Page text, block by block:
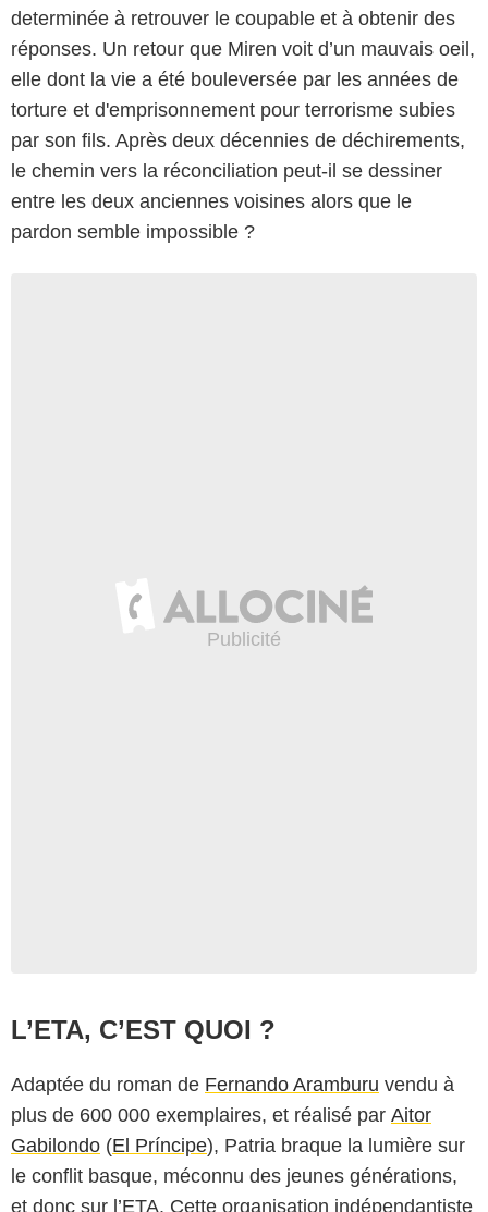
determinée à retrouver le coupable et à obtenir des
réponses. Un retour que Miren voit d’un mauvais oeil,
elle dont la vie a été bouleversée par les années de
torture et d'emprisonnement pour terrorisme subies
par son fils. Après deux décennies de déchirements,
le chemin vers la réconciliation peut-il se dessiner
entre les deux anciennes voisines alors que le
pardon semble impossible ?
L’ETA, C’EST QUOI ?
Adaptée du roman de Fernando Aramburu vendu à
plus de 600 000 exemplaires, et réalisé par Aitor
Gabilondo (El Príncipe), Patria braque la lumière sur
le conflit basque, méconnu des jeunes générations,
et donc sur l’ETA. Cette organisation indépendantiste